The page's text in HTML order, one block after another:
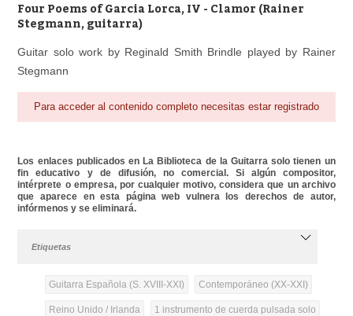
Área personal Reproductor
Four Poems of Garcia Lorca, IV - Clamor (Rainer
Stegmann, guitarra)
Guitar solo work by Reginald Smith Brindle played by Rainer
Stegmann
Para acceder al contenido completo necesitas estar registrado
Los enlaces publicados en La Biblioteca de la Guitarra solo tienen un
fin educativo y de difusión, no comercial. Si algún compositor,
intérprete o empresa, por cualquier motivo, considera que un archivo
que aparece en esta página web vulnera los derechos de autor,
infórmenos y se eliminará.
Etiquetas
Guitarra Española (S. XVIII-XXI) Contemporáneo (XX-XXI)
Reino Unido / Irlanda 1 instrumento de cuerda pulsada solo